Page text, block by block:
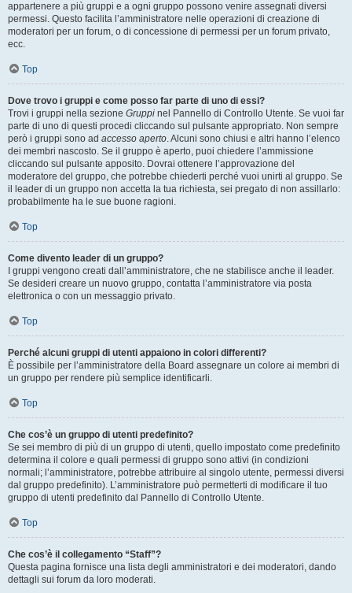
appartenere a più gruppi e a ogni gruppo possono venire assegnati diversi
permessi. Questo facilita l’amministratore nelle operazioni di creazione di
moderatori per un forum, o di concessione di permessi per un forum privato,
ecc.
Top
Dove trovo i gruppi e come posso far parte di uno di essi?
Trovi i gruppi nella sezione Gruppi nel Pannello di Controllo Utente. Se vuoi far
parte di uno di questi procedi cliccando sul pulsante appropriato. Non sempre
però i gruppi sono ad accesso aperto. Alcuni sono chiusi e altri hanno l’elenco
dei membri nascosto. Se il gruppo è aperto, puoi chiedere l’ammissione
cliccando sul pulsante apposito. Dovrai ottenere l’approvazione del
moderatore del gruppo, che potrebbe chiederti perché vuoi unirti al gruppo. Se
il leader di un gruppo non accetta la tua richiesta, sei pregato di non assillarlo:
probabilmente ha le sue buone ragioni.
Top
Come divento leader di un gruppo?
I gruppi vengono creati dall’amministratore, che ne stabilisce anche il leader.
Se desideri creare un nuovo gruppo, contatta l’amministratore via posta
elettronica o con un messaggio privato.
Top
Perché alcuni gruppi di utenti appaiono in colori differenti?
È possibile per l’amministratore della Board assegnare un colore ai membri di
un gruppo per rendere più semplice identificarli.
Top
Che cos’è un gruppo di utenti predefinito?
Se sei membro di più di un gruppo di utenti, quello impostato come predefinito
determina il colore e quali permessi di gruppo sono attivi (in condizioni
normali; l’amministratore, potrebbe attribuire al singolo utente, permessi diversi
dal gruppo predefinito). L’amministratore può permetterti di modificare il tuo
gruppo di utenti predefinito dal Pannello di Controllo Utente.
Top
Che cos’è il collegamento “Staff”?
Questa pagina fornisce una lista degli amministratori e dei moderatori, dando
dettagli sui forum da loro moderati.